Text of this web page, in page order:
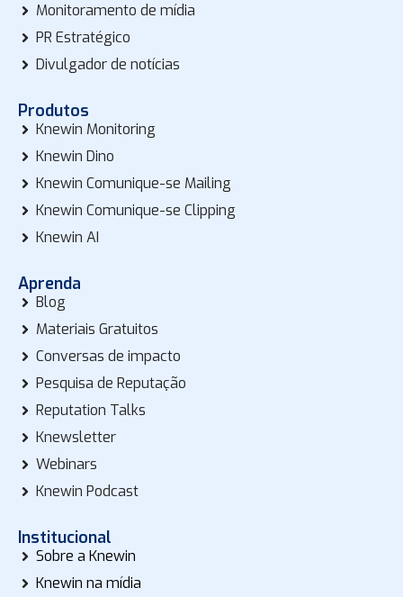
Monitoramento de mídia
PR Estratégico
Divulgador de notícias
Produtos
Knewin Monitoring
Knewin Dino
Knewin Comunique-se Mailing
Knewin Comunique-se Clipping
Knewin AI
Aprenda
Blog
Materiais Gratuitos
Conversas de impacto
Pesquisa de Reputação
Reputation Talks
Knewsletter
Webinars
Knewin Podcast
Institucional
Sobre a Knewin
Knewin na mídia